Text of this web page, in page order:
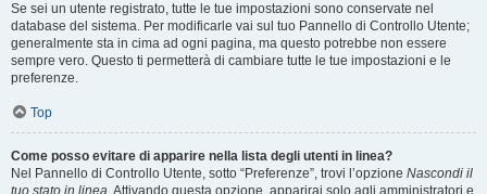
Se sei un utente registrato, tutte le tue impostazioni sono conservate nel
database del sistema. Per modificarle vai sul tuo Pannello di Controllo Utente;
generalmente sta in cima ad ogni pagina, ma questo potrebbe non essere
sempre vero. Questo ti permetterà di cambiare tutte le tue impostazioni e le
preferenze.
Top
Come posso evitare di apparire nella lista degli utenti in linea?
Nel Pannello di Controllo Utente, sotto “Preferenze”, trovi l’opzione Nascondi il
tuo stato in linea. Attivando questa opzione, apparirai solo agli amministratori e